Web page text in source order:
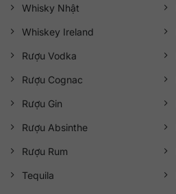
Whisky Nhật
Whiskey Ireland
Rượu Vodka
Rượu Cognac
Rượu Gin
Rượu Absinthe
Rượu Rum
Tequila